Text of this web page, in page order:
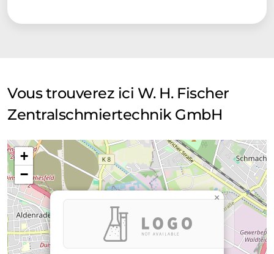
Vous trouverez ici W. H. Fischer
Zentralschmiertechnik GmbH
×
+
−